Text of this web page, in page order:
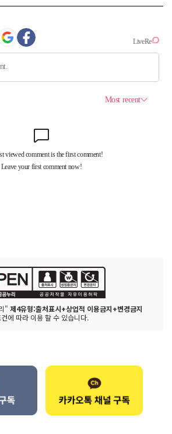
" 제4유형:출처표시+상업적 이용금지+변경금지
에 따라 이용 할 수 있습니다.